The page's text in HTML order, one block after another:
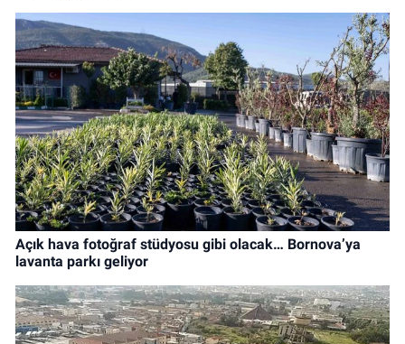
Açık hava fotoğraf stüdyosu gibi olacak… Bornova’ya
lavanta parkı geliyor